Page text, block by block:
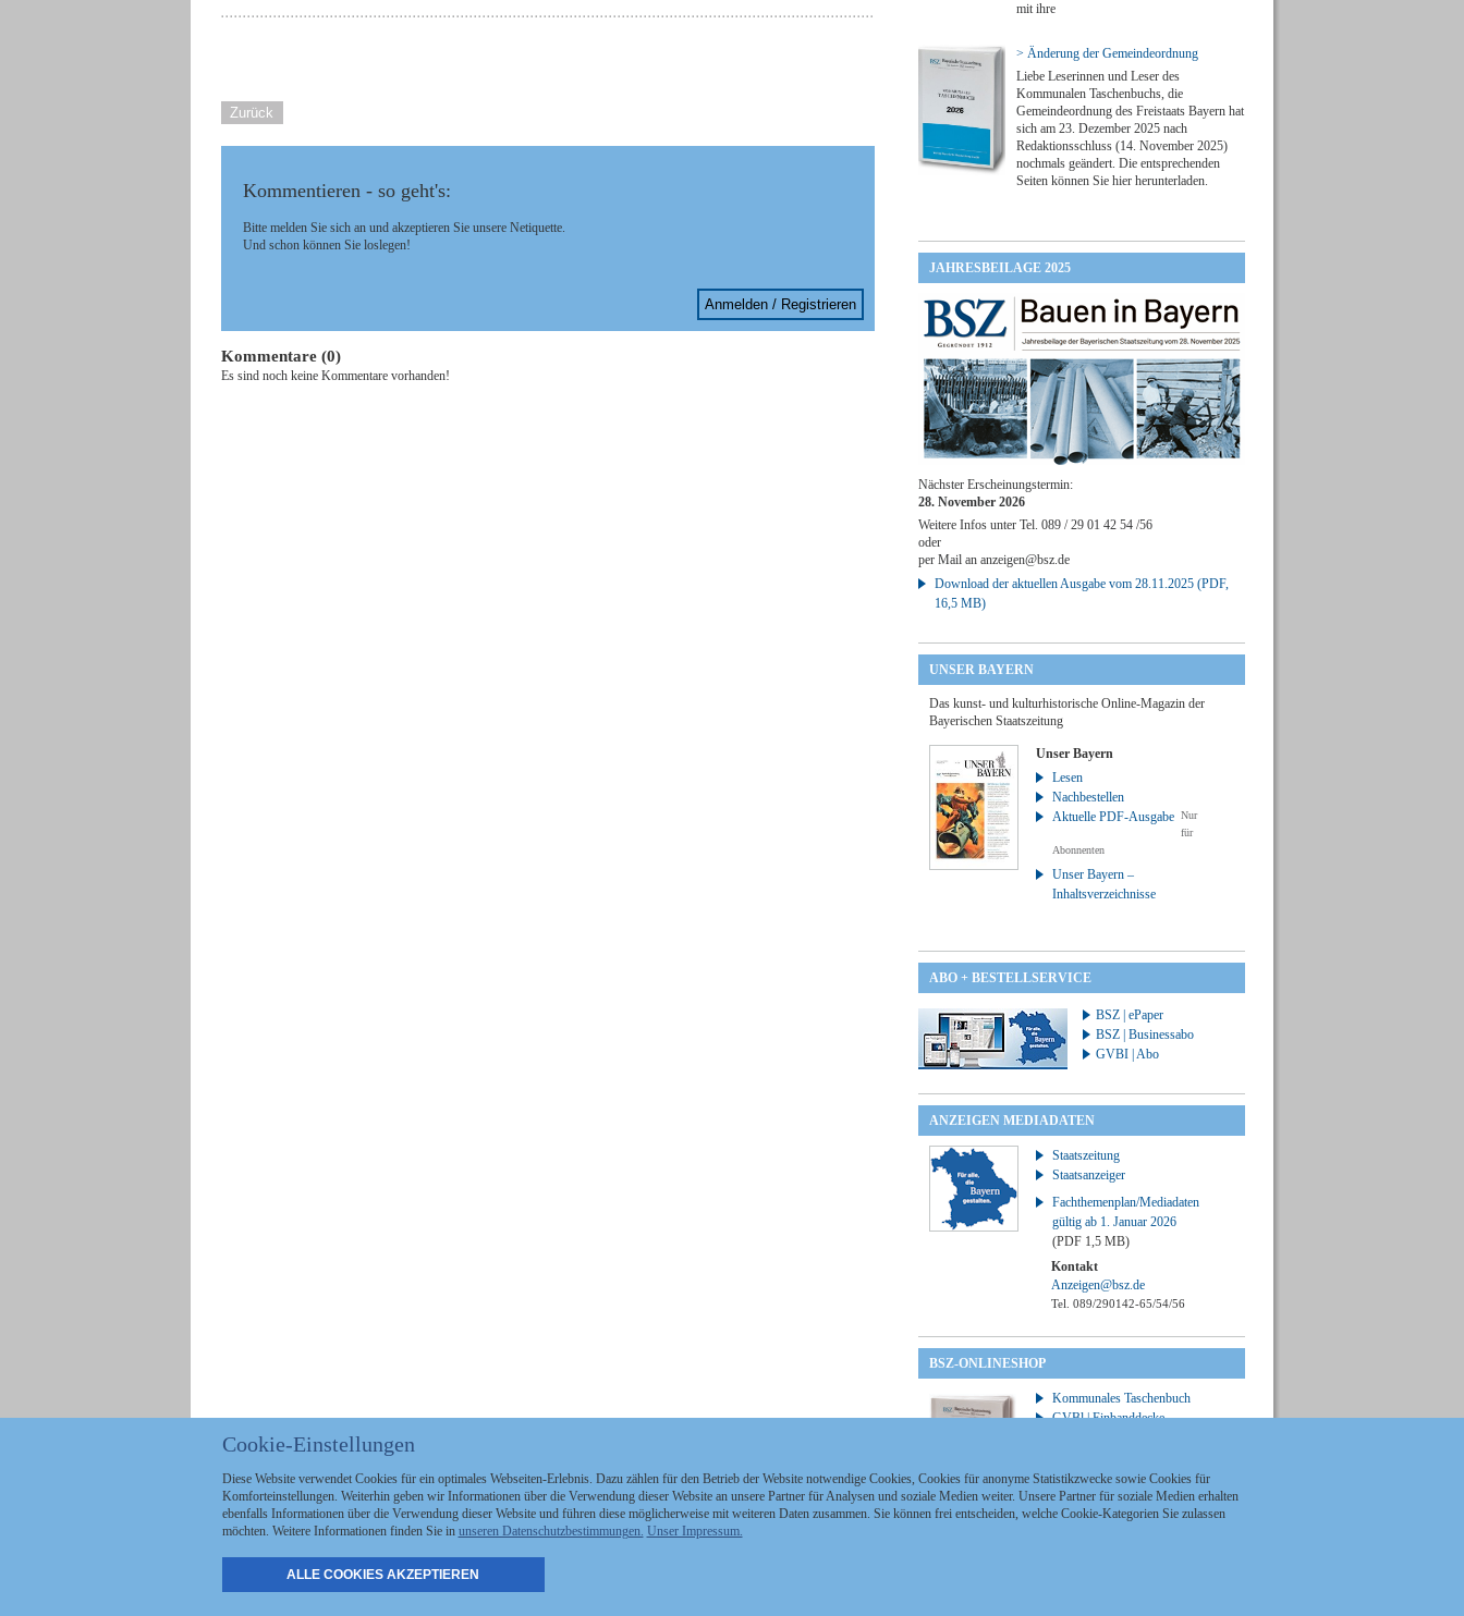
Zurück
Kommentieren - so geht's:
Bitte melden Sie sich an und akzeptieren Sie unsere Netiquette.
Und schon können Sie loslegen!
Anmelden / Registrieren
Kommentare (0)
Es sind noch keine Kommentare vorhanden!
mit ihre
> Änderung der Gemeindeordnung
Liebe Leserinnen und Leser des
Kommunalen Taschenbuchs, die
Gemeindeordnung des Freistaats Bayern hat
sich am 23. Dezember 2025 nach
Redaktionsschluss (14. November 2025)
nochmals geändert. Die entsprechenden
Seiten können Sie hier herunterladen.
JAHRESBEILAGE 2025
Nächster Erscheinungstermin:
28. November 2026
Weitere Infos unter Tel. 089 / 29 01 42 54 /56
oder
per Mail an anzeigen@bsz.de
Download der aktuellen Ausgabe vom 28.11.2025 (PDF,
16,5 MB)
UNSER BAYERN
Das kunst- und kulturhistorische Online-Magazin der
Bayerischen Staatszeitung
Unser Bayern
Lesen
Nachbestellen
Aktuelle PDF-Ausgabe Nur
für
Abonnenten
Unser Bayern –
Inhaltsverzeichnisse
ABO + BESTELLSERVICE
BSZ | ePaper
BSZ | Businessabo
GVBI | Abo
ANZEIGEN MEDIADATEN
Staatszeitung
Staatsanzeiger
Fachthemenplan/Mediadaten
gültig ab 1. Januar 2026
(PDF 1,5 MB)
Kontakt
Anzeigen@bsz.de
Tel. 089/290142-65/54/56
BSZ-ONLINESHOP
Kommunales Taschenbuch
GVBl | Einbanddecke
Politik
Stellenmarkt
Anzeigen Staatszeitung
Cookie-Einstellungen
Diese Website verwendet Cookies für ein optimales Webseiten-Erlebnis. Dazu zählen für den Betrieb der Website notwendige Cookies, Cookies für anonyme Statistikzwecke sowie Cookies für
Komforteinstellungen. Weiterhin geben wir Informationen über die Verwendung dieser Website an unsere Partner für Analysen und soziale Medien weiter. Unsere Partner für soziale Medien erhalten
ebenfalls Informationen über die Verwendung dieser Website und führen diese möglicherweise mit weiteren Daten zusammen. Sie können frei entscheiden, welche Cookie-Kategorien Sie zulassen
möchten. Weitere Informationen finden Sie in unseren Datenschutzbestimmungen. Unser Impressum.
ALLE COOKIES AKZEPTIEREN